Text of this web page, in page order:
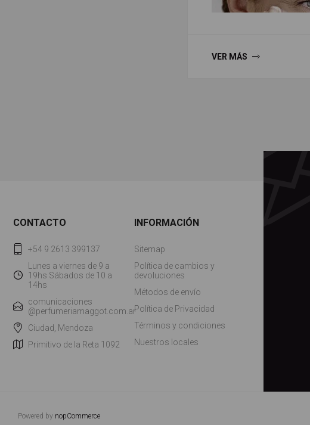
VER MÁS
CONTACTO
+54 9 2613 399137
Lunes a viernes de 9 a
19hs Sábados de 10 a
14hs
comunicaciones
@perfumeriamaggot.com.ar
Ciudad, Mendoza
Primitivo de la Reta 1092
INFORMACIÓN
Sitemap
Política de cambios y
devoluciones
Métodos de envío
Política de Privacidad
Términos y condiciones
Nuestros locales
Powered by nopCommerce